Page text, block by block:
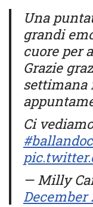
Una
grandi
cuore per
Grazie
settimana
Ci
— Milly
December